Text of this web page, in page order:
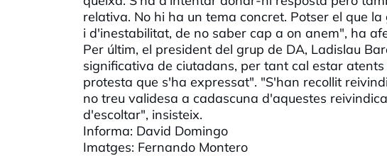
relativa. No hi ha un tema concret. Potser el que
i d'inestabilitat, de no saber cap a on anem", ha
Per últim, el president del grup de DA, Ladislau
significativa de ciutadans, per tant cal estar
protesta que s'ha expressat". "S'han recollit
no treu validesa a cadascuna d'aquestes
d'escoltar", insisteix.
Informa: David Domingo
Imatges: Fernando Montero